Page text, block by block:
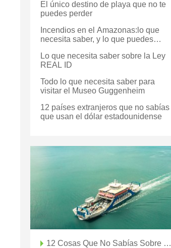
El único destino de playa que no te
puedes perder
Incendios en el Amazonas:lo que
necesita saber, y lo que puedes
Lo que necesita saber sobre la Ley
REAL ID
Todo lo que necesita saber para
visitar el Museo Guggenheim
12 países extranjeros que no sabías
que usan el dólar estadounidense
12 Cosas Que No Sabías Sobre Virginia